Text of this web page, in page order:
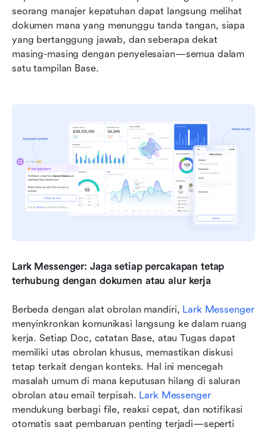
seorang manajer kepatuhan dapat langsung melihat
dokumen mana yang menunggu tanda tangan, siapa
yang bertanggung jawab, dan seberapa dekat
masing-masing dengan penyelesaian—semua dalam
satu tampilan Base.
Lark Messenger: Jaga setiap percakapan tetap
terhubung dengan dokumen atau alur kerja
Berbeda dengan alat obrolan mandiri, Lark Messenger
menyinkronkan komunikasi langsung ke dalam ruang
kerja. Setiap Doc, catatan Base, atau Tugas dapat
memiliki utas obrolan khusus, memastikan diskusi
tetap terkait dengan konteks. Hal ini mencegah
masalah umum di mana keputusan hilang di saluran
obrolan atau email terpisah. Lark Messenger
mendukung berbagi file, reaksi cepat, dan notifikasi
otomatis saat pembaruan penting terjadi—seperti